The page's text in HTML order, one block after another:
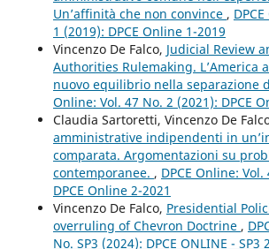
Un’affinità che non convince ,
1 (2019): DPCE Online 1-2019
Vincenzo De Falco, Judicial Review
Authorities Rulemaking. L’America
nuovo equilibrio nella separazione
Online: Vol. 47 No. 2 (2021): DPCE
Claudia Sartoretti, Vincenzo De
amministrative indipendenti in
comparata. Argomentazioni su
contemporanee. , DPCE Online:
DPCE Online 2-2021
Vincenzo De Falco, Presidential
overruling of Chevron Doctrine ,
No. SP3 (2024): DPCE ONLINE -